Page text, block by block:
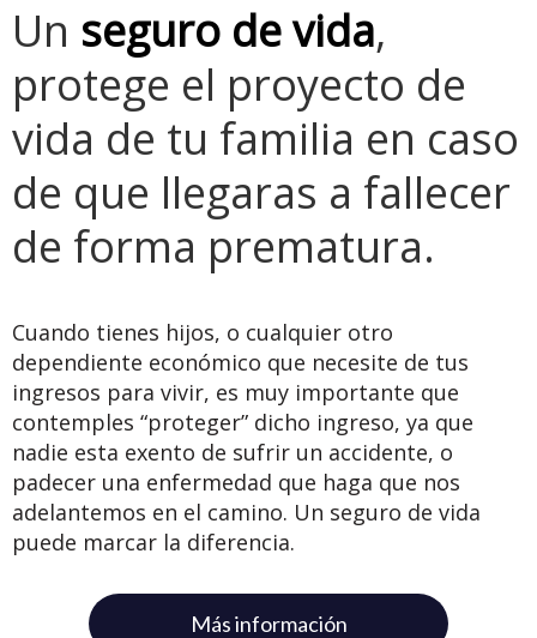
Un seguro de vida,
protege el proyecto de
vida de tu familia en caso
de que llegaras a fallecer
de forma prematura.
Cuando tienes hijos, o cualquier otro
dependiente económico que necesite de tus
ingresos para vivir, es muy importante que
contemples “proteger” dicho ingreso, ya que
nadie esta exento de sufrir un accidente, o
padecer una enfermedad que haga que nos
adelantemos en el camino. Un seguro de vida
puede marcar la diferencia.
Más información